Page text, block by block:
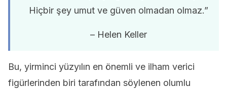
Hiçbir şey umut ve güven olmadan olmaz.”
– Helen Keller
Bu, yirminci yüzyılın en önemli ve ilham verici
figürlerinden biri tarafından söylenen olumlu